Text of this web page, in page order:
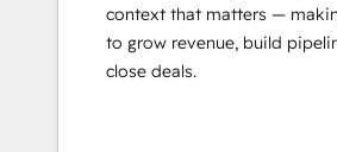
context that matters —
to grow revenue, build
close deals.